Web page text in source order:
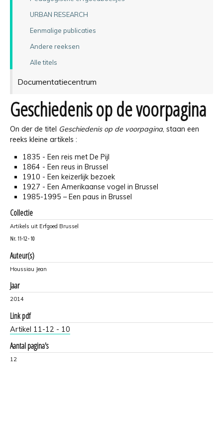
URBAN RESEARCH
Eenmalige publicaties
Andere reeksen
Alle titels
Documentatiecentrum
Geschiedenis op de voorpagina
On der de titel Geschiedenis op de voorpagina, staan een
reeks kleine artikels :
1835 - Een reis met De Pijl
1864 - Een reus in Brussel
1910 - Een keizerlijk bezoek
1927 - Een Amerikaanse vogel in Brussel
1985-1995 – Een paus in Brussel
Collectie
Artikels uit Erfgoed Brussel
Nr. 11-12 - 10
Auteur(s)
Houssiau Jean
Jaar
2014
Link pdf
Artikel 11-12 - 10
Aantal pagina's
12